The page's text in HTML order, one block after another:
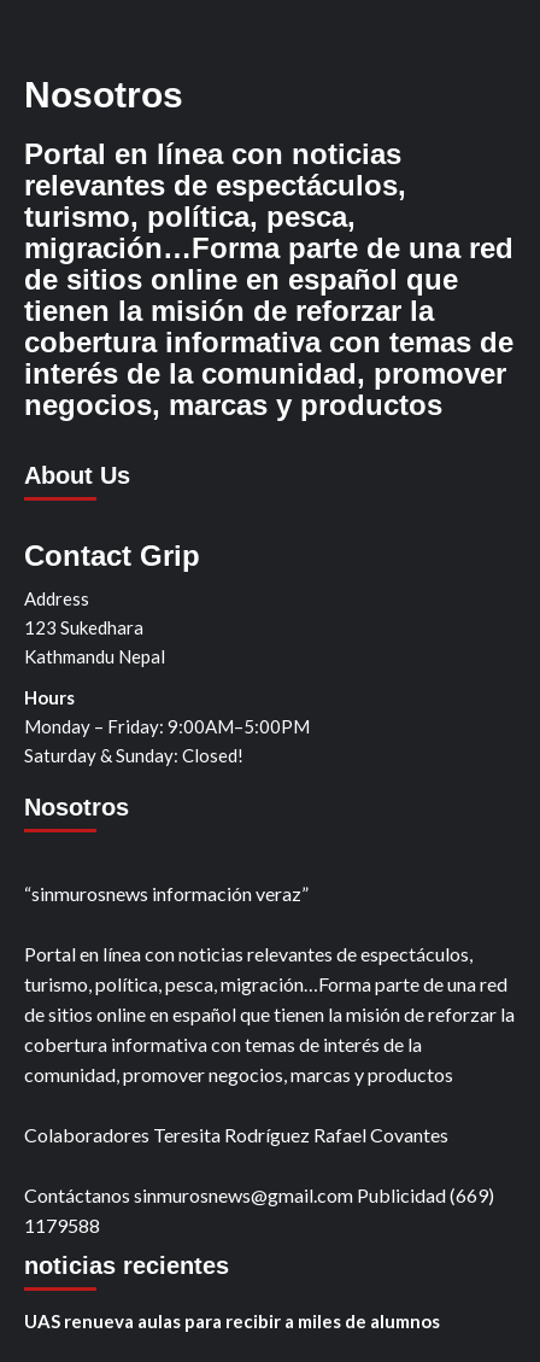
Nosotros
Portal en línea con noticias
relevantes de espectáculos,
turismo, política, pesca,
migración…Forma parte de una red
de sitios online en español que
tienen la misión de reforzar la
cobertura informativa con temas de
interés de la comunidad, promover
negocios, marcas y productos
About Us
Contact Grip
Address
123 Sukedhara
Kathmandu Nepal
Hours
Monday – Friday: 9:00AM–5:00PM
Saturday & Sunday: Closed!
Nosotros
“sinmurosnews información veraz”
Portal en línea con noticias relevantes de espectáculos,
turismo, política, pesca, migración…Forma parte de una red
de sitios online en español que tienen la misión de reforzar la
cobertura informativa con temas de interés de la
comunidad, promover negocios, marcas y productos
Colaboradores Teresita Rodríguez Rafael Covantes
Contáctanos sinmurosnews@gmail.com Publicidad (669)
1179588
noticias recientes
UAS renueva aulas para recibir a miles de alumnos